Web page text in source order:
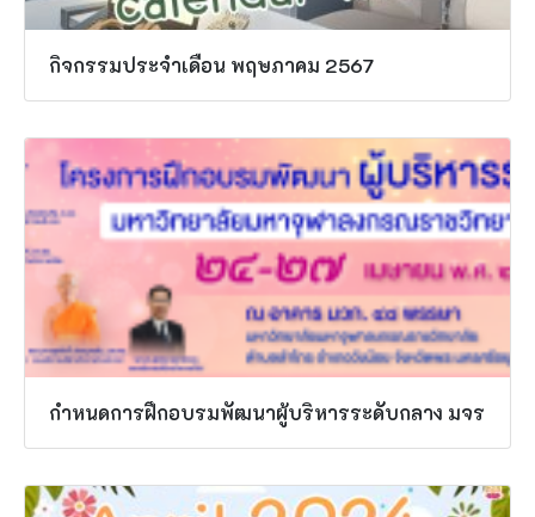
กิจกรรมประจำเดือน พฤษภาคม 2567
กำหนดการฝึกอบรมพัฒนาผู้บริหารระดับกลาง มจร